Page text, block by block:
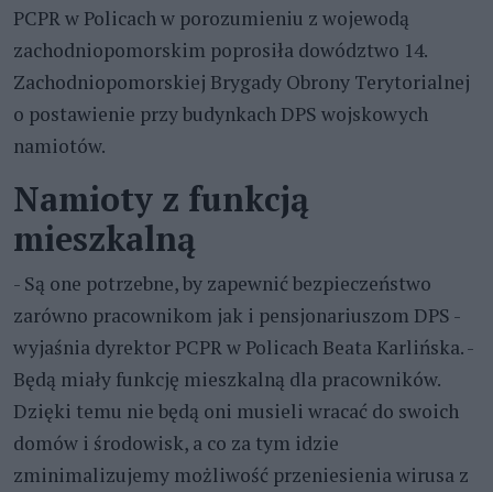
PCPR w Policach w porozumieniu z wojewodą
zachodniopomorskim poprosiła dowództwo 14.
Zachodniopomorskiej Brygady Obrony Terytorialnej
o postawienie przy budynkach DPS wojskowych
namiotów.
Namioty z funkcją
mieszkalną
- Są one potrzebne, by zapewnić bezpieczeństwo
zarówno pracownikom jak i pensjonariuszom DPS -
wyjaśnia dyrektor PCPR w Policach Beata Karlińska. -
Będą miały funkcję mieszkalną dla pracowników.
Dzięki temu nie będą oni musieli wracać do swoich
domów i środowisk, a co za tym idzie
zminimalizujemy możliwość przeniesienia wirusa z